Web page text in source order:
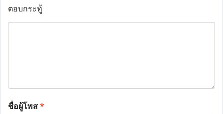
ตอบกระทู้
ชื่อผู้โพส*